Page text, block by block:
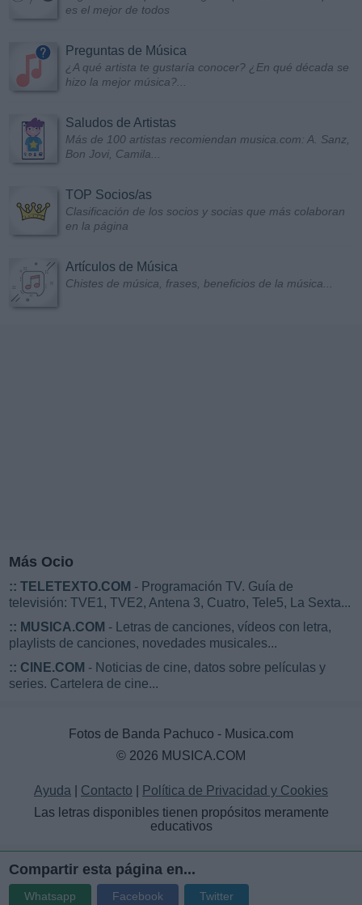
es el mejor de todos
Preguntas de Música
¿A qué artista te gustaría conocer? ¿En qué década se
hizo la mejor música?...
Saludos de Artistas
Más de 100 artistas recomiendan musica.com: A. Sanz,
Bon Jovi, Camila...
TOP Socios/as
Clasificación de los socios y socias que más colaboran
en la página
Artículos de Música
Chistes de música, frases, beneficios de la música...
Más Ocio
:: TELETEXTO.COM - Programación TV. Guía de
televisión: TVE1, TVE2, Antena 3, Cuatro, Tele5, La Sexta...
:: MUSICA.COM - Letras de canciones, vídeos con letra,
playlists de canciones, novedades musicales...
:: CINE.COM - Noticias de cine, datos sobre películas y
series. Cartelera de cine...
Fotos de Banda Pachuco - Musica.com
© 2026 MUSICA.COM
Ayuda Contacto
Política de Privacidad y Cookies
Las letras disponibles tienen propósitos meramente
educativos
Compartir esta página en...
Whatsapp Facebook Twitter